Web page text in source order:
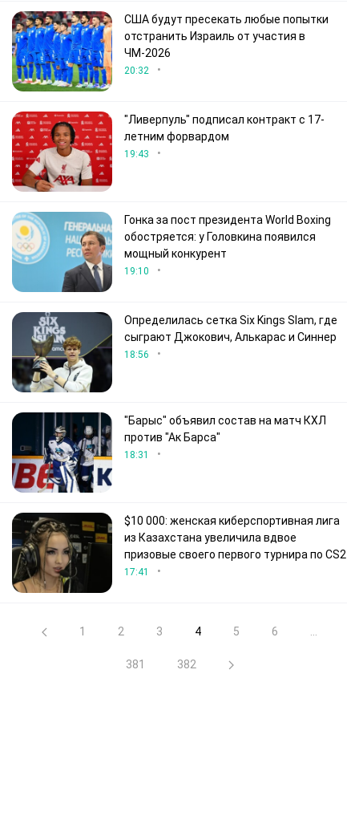
США будут пресекать любые попытки
отстранить Израиль от участия в
ЧМ-2026
20:32 •
"Ливерпуль" подписал контракт с 17-
летним форвардом
19:43 •
Гонка за пост президента World Boxing
обостряется: у Головкина появился
мощный конкурент
19:10 •
Определилась сетка Six Kings Slam, где
сыграют Джокович, Алькарас и Синнер
18:56 •
"Барыс" объявил состав на матч КХЛ
против "Ак Барса"
18:31 •
$10 000: женская киберспортивная лига
из Казахстана увеличила вдвое
призовые своего первого турнира по CS2
17:41 •
1 2 3 4 5 6
381 382